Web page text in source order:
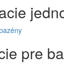
pre